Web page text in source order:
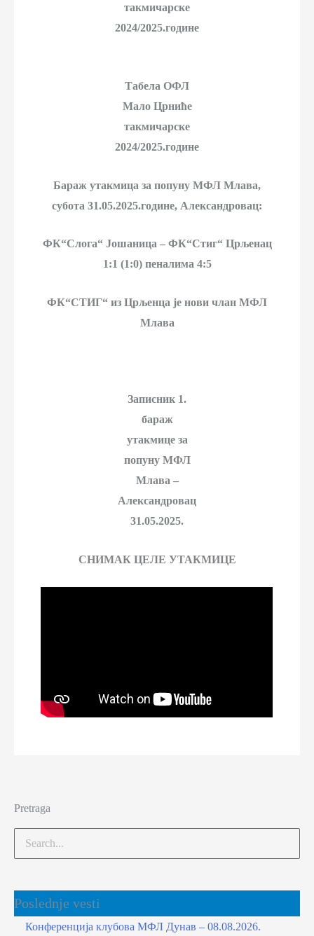
такмичарске
2024/2025.године
Табела ОФЛ
Мало Црниће
такмичарске
2024/2025.године
Бараж утакмица за попуну МФЛ Млава,
субота 31.05.2025.године, Александровац:
ФК“Слога“ Јошаница – ФК“Стиг“ Црљенац
1:1 (1:0) пеналима 4:5
ФК“СТИГ“ из Црљенца је нови члан МФЛ
Млава
Записник 1.
бараж
утакмице за
попуну МФЛ
Млава –
Александровац
31.05.2025.
СНИМАК ЦЕЛЕ УТАКМИЦЕ
Pretraga
Poslednje vesti
Конференција клубова МФЛ Дунав – 08.08.2026.